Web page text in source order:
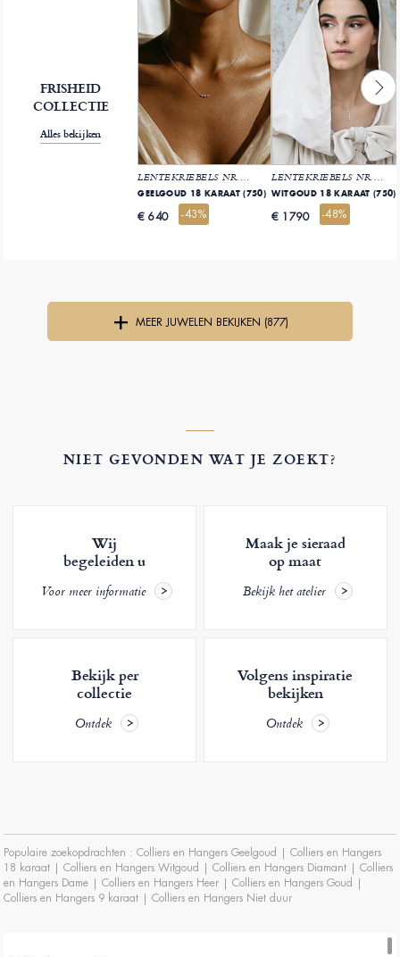
FRISHEID
COLLECTIE
Alles bekijken
LENTEKRIEBELS NR. 34
GEELGOUD 18 KARAAT (750)
€ 640 -43%
LENTEKRIEBELS NR. 23
WITGOUD 18 KARAAT (750)
€ 1790 -48%
MEER JUWELEN BEKIJKEN (877)
NIET GEVONDEN WAT JE ZOEKT?
Wij
begeleiden u
Voor meer informatie
Maak je sieraad
op maat
Bekijk het atelier
Bekijk per
collectie
Ontdek
Volgens inspiratie
bekijken
Ontdek
Populaire zoekopdrachten :Colliers en Hangers Geelgoud |Colliers en Hangers
18 karaat |Colliers en Hangers Witgoud |Colliers en Hangers Diamant |Colliers
en Hangers Dame |Colliers en Hangers Heer |Colliers en Hangers Goud |
Colliers en Hangers 9 karaat |Colliers en Hangers Niet duur